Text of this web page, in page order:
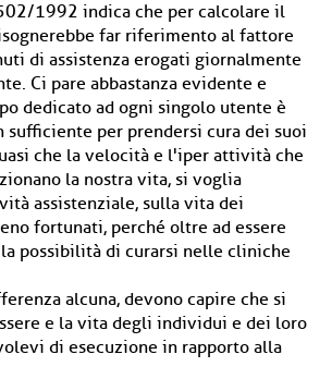
1992 indica che per calcolare il
far riferimento al fattore
di assistenza erogati giornalmente
Ci pare abbastanza evidente e
dedicato ad ogni singolo utente è
sufficiente per prendersi cura dei suoi
che la velocità e l'iper attività che
la nostra vita, si voglia
assistenziale, sulla vita dei
fortunati, perché oltre ad essere
possibilità di curarsi nelle cliniche
alcuna, devono capire che si
e la vita degli individui e dei loro
di esecuzione in rapporto alla